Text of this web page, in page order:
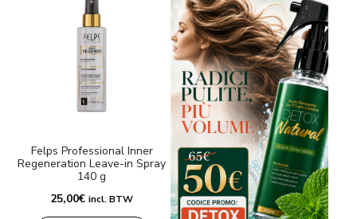
Felps Professional Inner
Regeneration Leave-in Spray
140 g
25,00€ incl. BTW